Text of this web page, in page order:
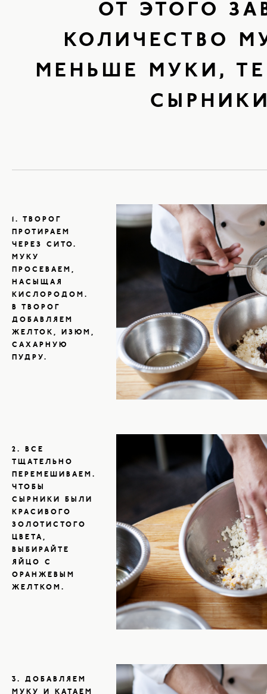
ОТ ЭТОГО
КОЛИЧЕСТВО
МЕНЬШЕ МУКИ,
1. ТВОРОГ
ПРОТИРАЕМ
ЧЕРЕЗ СИТО.
МУКУ
ПРОСЕВАЕМ,
НАСЫЩАЯ
КИСЛОРОДОМ.
В ТВОРОГ
ДОБАВЛЯЕМ
ЖЕЛТОК, ИЗЮМ,
САХАРНУЮ
ПУДРУ.
2. ВСЕ
ТЩАТЕЛЬНО
ПЕРЕМЕШИВАЕМ.
ЧТОБЫ
СЫРНИКИ БЫЛИ
КРАСИВОГО
ЗОЛОТИСТОГО
ЦВЕТА,
ВЫБИРАЙТЕ
ЯЙЦО С
ОРАНЖЕВЫМ
ЖЕЛТКОМ.
3. ДОБАВЛЯЕМ
МУКУ И КАТАЕМ